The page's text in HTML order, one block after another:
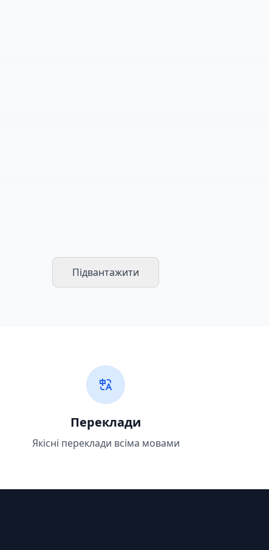
Підвантажити
Переклади
Якісні переклади всіма мовами